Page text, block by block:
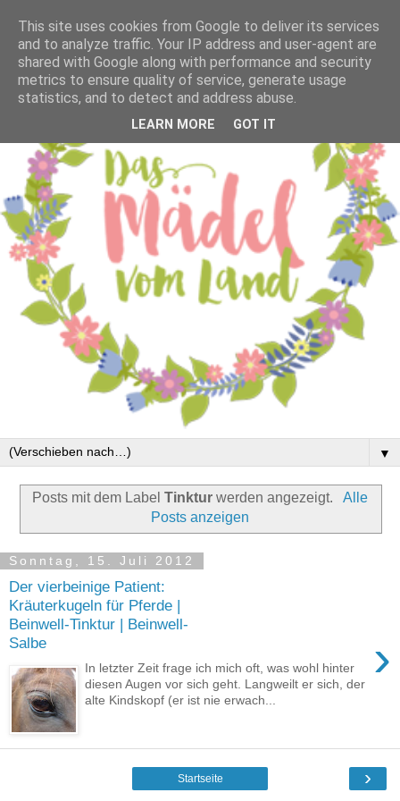
▼
Posts mit dem LabelTinktur werden angezeigt.
Alle
Posts anzeigen
Sonntag, 15. Juli 2012
Der vierbeinige Patient:
Kräuterkugeln für Pferde |
Beinwell-Tinktur | Beinwell-
Salbe
›
In letzter Zeit frage ich mich oft, was wohl hinter
diesen Augen vor sich geht. Langweilt er sich, der
alte Kindskopf (er ist nie erwach...
›
Startseite
This site uses cookies from Google to deliver its services
and to analyze traffic. Your IP address and user-agent are
shared with Google along with performance and security
metrics to ensure quality of service, generate usage
statistics, and to detect and address abuse.
LEARN MORE GOT IT